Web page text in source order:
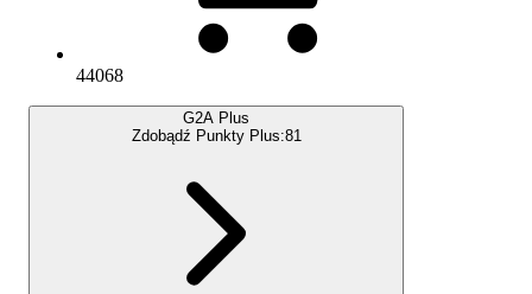
44068
G2A Plus
Zdobądź Punkty Plus:81